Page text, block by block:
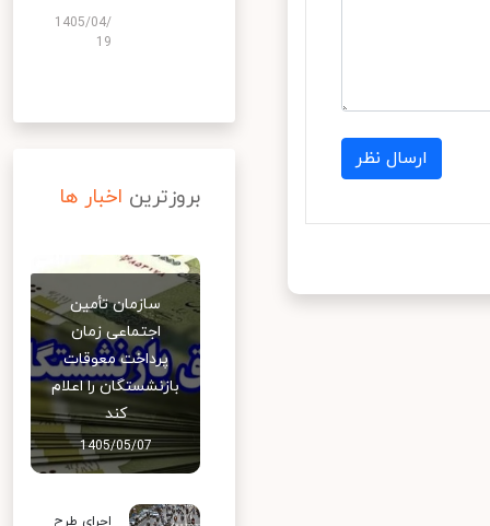
ارسال نظر
1405/04/
19
بروزترین اخبار ها
سازمان تأمین
اجتماعی زمان
پرداخت معوقات
بازنشستگان را اعلام
کند
1405/05/07
اجرای طرح